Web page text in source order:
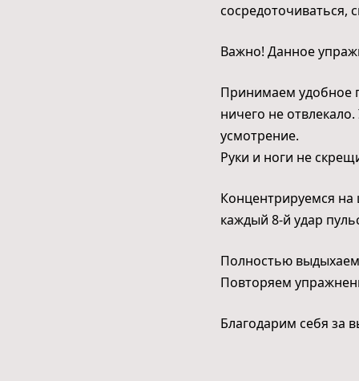
сосредоточиваться,
Важно! Данное
Принимаем удобное
ничего не
усмотрение.
Руки и ноги не
Концентрируемся
каждый 8-й удар
Полностью
Повторяем
Благодарим себя за